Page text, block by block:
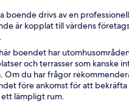
boende drivs av en
är kopplat till värdens
boendet har
och terrasser som kanske
Om du har frågor
före ankomst för att
lämpligt rum.